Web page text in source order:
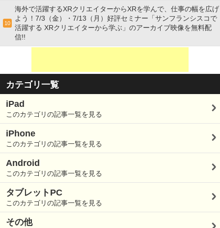
10
海外で活躍するXRクリエイターからXRを学んで、仕事の幅を広げ
よう！7/3（金）・7/13（月）好評セミナー「サンフランシスコで
活躍する XRクリエイターから学ぶ」のアーカイブ映像を無料配
信!!
カテゴリ一覧
iPad
このカテゴリの記事一覧を見る
iPhone
このカテゴリの記事一覧を見る
Android
このカテゴリの記事一覧を見る
タブレットPC
このカテゴリの記事一覧を見る
その他